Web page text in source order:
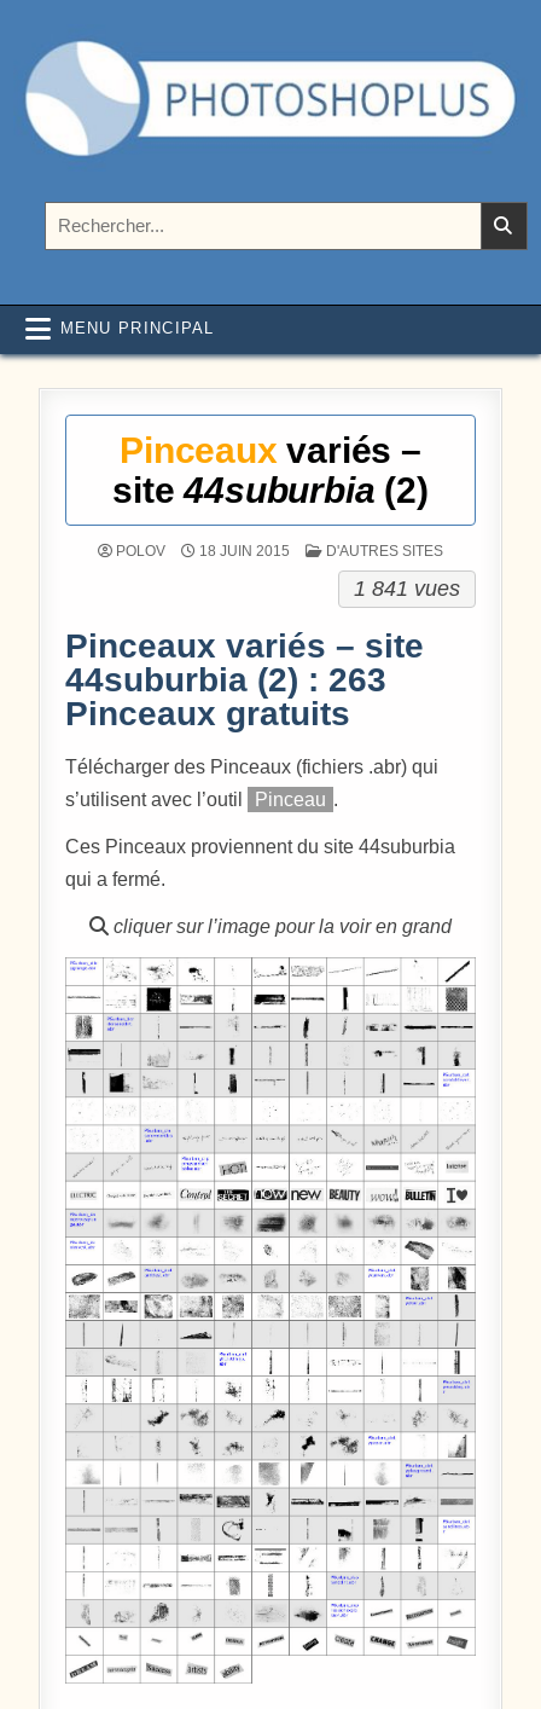
Photoshoplus
MENU PRINCIPAL
Pinceaux variés –
site44suburbia (2)
POLOV 18 JUIN 2015 POSTÉ DANS
D'AUTRES SITES
1 841 vues
Pinceaux variés – site
44suburbia (2) : 263
Pinceaux gratuits
Télécharger des Pinceaux (fichiers .abr) qui
s’utilisent avec l’outil
Pinceau .
Ces Pinceaux proviennent du site 44suburbia
qui a fermé.
cliquer sur l’image pour la voir en grand